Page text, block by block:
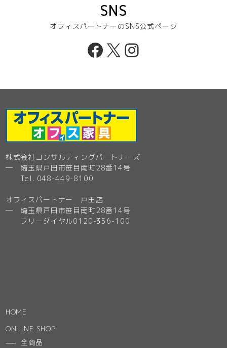
SNS
オフィスパートナーのSNS公式ページ
Facebook
X Instagram
株式会社コンサルティングパートナーズ
─ 埼玉県戸田市笹目南町28番14号
Tel. 048-449-8100
オフィスパートナー 戸田店
─ 埼玉県戸田市笹目南町28番14号
フリーダイヤル0120-356-100
HOME
ONLINE SHOP
全商品